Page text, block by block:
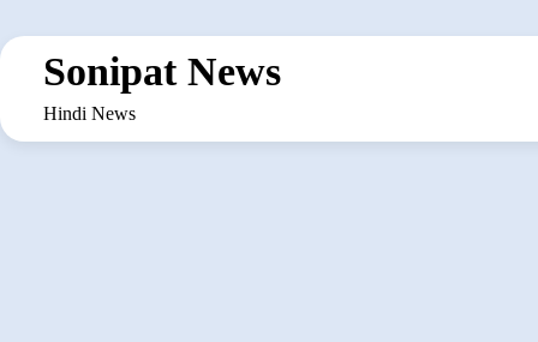
to
contentSonipat News
Hindi News